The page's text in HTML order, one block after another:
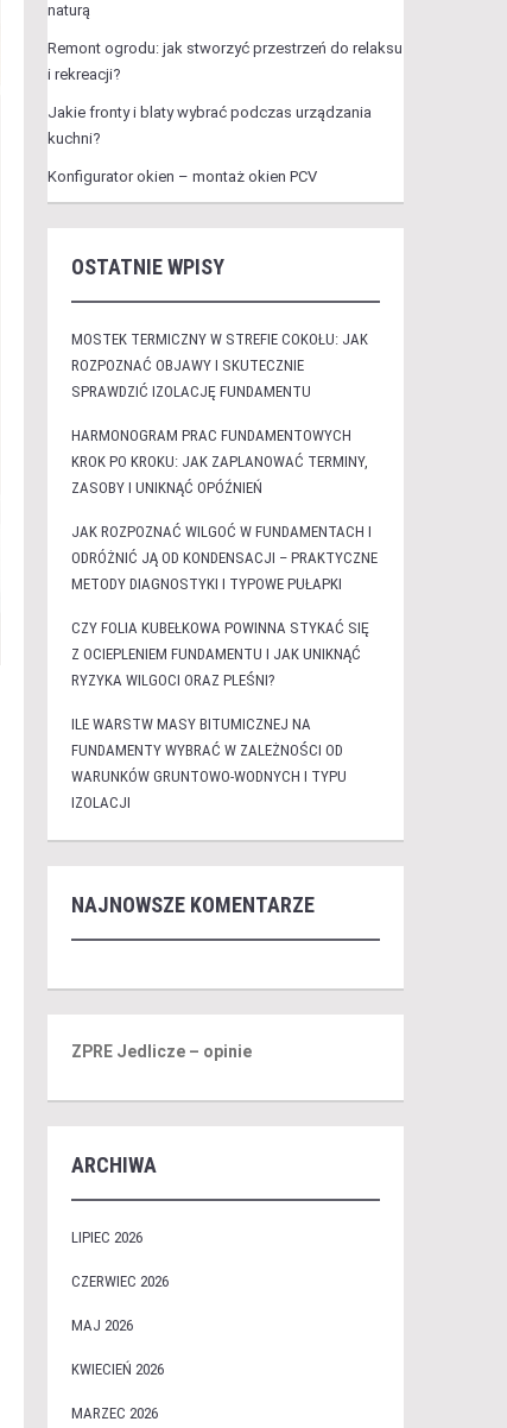
naturą
Remont ogrodu: jak stworzyć przestrzeń do relaksu
i rekreacji?
Jakie fronty i blaty wybrać podczas urządzania
kuchni?
Konfigurator okien – montaż okien PCV
OSTATNIE WPISY
MOSTEK TERMICZNY W STREFIE COKOŁU: JAK
ROZPOZNAĆ OBJAWY I SKUTECZNIE
SPRAWDZIĆ IZOLACJĘ FUNDAMENTU
HARMONOGRAM PRAC FUNDAMENTOWYCH
KROK PO KROKU: JAK ZAPLANOWAĆ TERMINY,
ZASOBY I UNIKNĄĆ OPÓŹNIEŃ
JAK ROZPOZNAĆ WILGOĆ W FUNDAMENTACH I
ODRÓŻNIĆ JĄ OD KONDENSACJI – PRAKTYCZNE
METODY DIAGNOSTYKI I TYPOWE PUŁAPKI
CZY FOLIA KUBEŁKOWA POWINNA STYKAĆ SIĘ
Z OCIEPLENIEM FUNDAMENTU I JAK UNIKNĄĆ
RYZYKA WILGOCI ORAZ PLEŚNI?
ILE WARSTW MASY BITUMICZNEJ NA
FUNDAMENTY WYBRAĆ W ZALEŻNOŚCI OD
WARUNKÓW GRUNTOWO-WODNYCH I TYPU
IZOLACJI
NAJNOWSZE KOMENTARZE
ZPRE Jedlicze – opinie
ARCHIWA
LIPIEC 2026
CZERWIEC 2026
MAJ 2026
KWIECIEŃ 2026
MARZEC 2026